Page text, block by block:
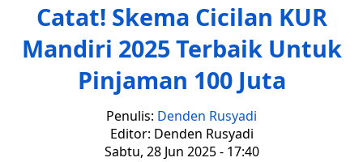
Catat! Skema Cicilan KUR
Mandiri 2025 Terbaik Untuk
Pinjaman 100 Juta
Penulis: Denden Rusyadi
Editor: Denden Rusyadi
Sabtu, 28 Jun 2025 - 17:40